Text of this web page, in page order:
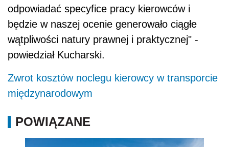
odpowiadać specyfice pracy kierowców i
będzie w naszej ocenie generowało ciągłe
wątpliwości natury prawnej i praktycznej" -
powiedział Kucharski.
Zwrot kosztów noclegu kierowcy w transporcie
międzynarodowym
POWIĄZANE